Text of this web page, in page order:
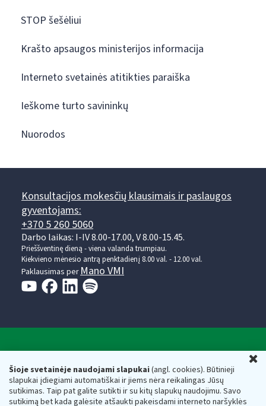
Šioje svetainėje naudojami slapukai(angl. cookies). Būtinieji
slapukai įdiegiami automatiškai ir jiems nėra reikalingas Jūsų
sutikimas. Taip pat galite sutikti ir su kitų slapukų naudojimu. Savo
sutikimą bet kada galėsite atšaukti pakeisdami interneto naršyklės
STOP šešėliui
Krašto apsaugos ministerijos informacija
Interneto svetainės atitikties paraiška
Ieškome turto savininkų
Nuorodos
Konsultacijos mokesčių klausimais ir paslaugos
gyventojams:
+370 5 260 5060
Darbo laikas: I-IV 8.00-17.00, V 8.00-15.45.
Prieššventinę dieną - viena valanda trumpiau.
Kiekvieno mėnesio antrą penktadienį 8.00 val. - 12.00 val.
Paklausimas per Mano VMI
Respublikos finansų ministerijos
Biudžetinė įstaiga. Juridinio asmens kodas — 188659752,
adresas: Vasario 16-osios g. 14, 01107 Vilnius, Lietuva, el.paštas: